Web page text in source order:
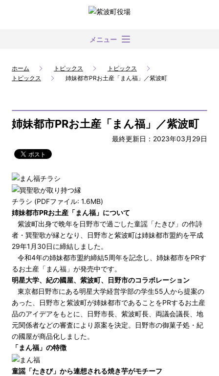
メニュー
ホーム トピックス
トピックス
トピックス
姉妹都市PRお土産「まん福」／紫波町
姉妹都市PRお土産「まん福」／紫波町
最終更新日：2023年03月29日
チラシ (PDFファイル: 1.6MB)
姉妹都市PRお土産「まん福」について
紫波町出身で晩年を日野市で過ごした童謡「たきび」の作詩
者・巽聖歌が縁となり、日野市と紫波町は姉妹都市盟約を平成
29年1月30日に締結しました。
令和4年の姉妹都市盟約締結5周年を記念し、姉妹都市をPRす
るお土産「まん福」が発売中です。
明星大学、紀の國屋、紫波町、日野市のコラボレーション
東京都日野市にある明星大学経営学部の学生55人から提案の
あった、日野市と紫波町が姉妹都市であることをPRするお土産
品のアイデアをもとに、日野市長、紫波町長、両議会議長、地
元関係者などの審査により原案を決定。日野市の御菓子処・紀
の國屋が商品化しました。
「まん福」の特徴
童謡「たきび」から連想される焼き芋がモチーフ